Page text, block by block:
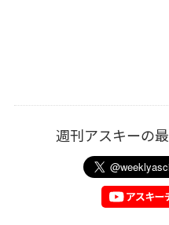
週刊アスキーの